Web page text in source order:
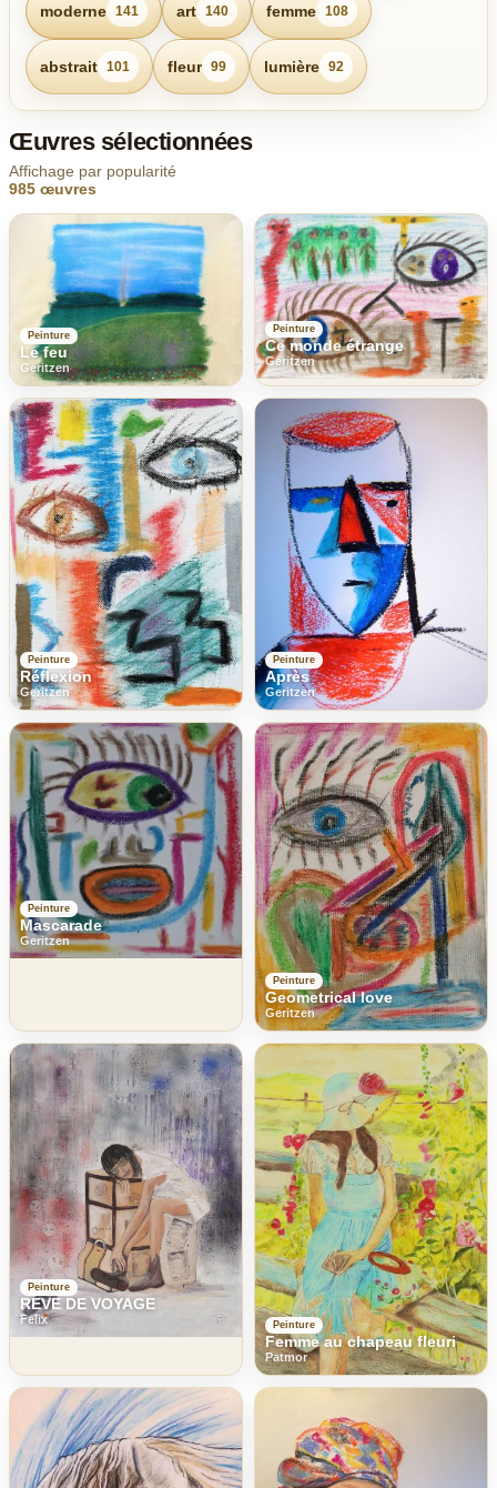
moderne 141 art 140 femme 108
abstrait 101 fleur 99 lumière 92
Œuvres sélectionnées
Affichage par popularité
985 œuvres
Peinture
Le feu
Geritzen
Peinture
Ce monde étrange
Geritzen
Peinture
Réflexion
Geritzen
Peinture
Après
Geritzen
Peinture
Mascarade
Geritzen
Peinture
Geometrical love
Geritzen
Peinture
REVE DE VOYAGE
Felix Peinture
Femme au chapeau fleuri
Patmor